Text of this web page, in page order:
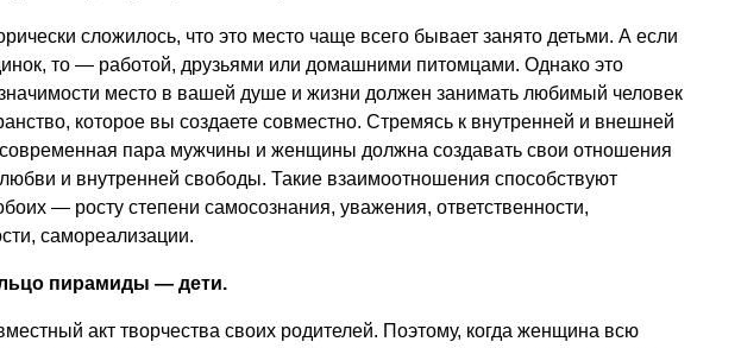
сложилось, что это место чаще всего бывает занято детьми. А если
то — работой, друзьями или домашними питомцами. Однако это
место в вашей душе и жизни должен занимать любимый человек
которое вы создаете совместно. Стремясь к внутренней и внешней
пара мужчины и женщины должна создавать свои отношения
и внутренней свободы. Такие взаимоотношения способствуют
— росту степени самосознания, уважения, ответственности,
самореализации.
пирамиды — дети.
акт творчества своих родителей. Поэтому, когда женщина всю